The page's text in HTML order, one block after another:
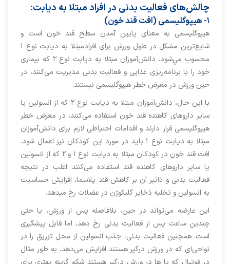
چالش‌های فعالیت بدنی در افراد مبتلا به دیابت:
۱- هیپوگلیسمی (افت قند خون)
هیپوگلیسمی به معنای پایین آمدن سطح قند خون است و
شایع‌ترین مشکل در طول ورزش برای افرادمبتلا به دیابت نوع ۱
محسوب مي‌شود. دانش‌آموزان مبتلا به دیابت نوع ۲ که بیماری
خود را با برنامه‌ریزی غذایی و فعالیت بدنی مدیریت می‌کنند، در
حین ورزش در معرض خطر هیپوگلیسمی نیستند.
با این حال، دانش‌آموزان مبتلا به دیابت نوع ۲ که از انسولین یا
سایر داروهای کاهنده قند خون استفاده می‌کنند، در معرض خطر
هیپوگلیسمی قرار دارند و اقدامات احتیاطی لازم برای دانش‌آموزان
مبتلا به دیابت نوع ۱ باید در مورد این کودکان نیز اعمال شود.
افت قند خون در کودکان مبتلا به دیابت نوع ۱ و ۲ که از انسولین
یا سایر داروهای کاهنده قند استفاده می‌کنند اغلب در نتیجه
فعالیت بدنی و تاثیر آن بر کاهش قند پلاسما، افزایش حساسیت
به انسولین و تخلیه ذخایر گلیکوژن در عضلات رخ میدهد.
این عارضه می‌تواند در حین، بلافاصله پس از ورزش، یا حتی
چندین ساعت پس از فعالیت بدنی رخ دهد، اما قابل پیشگیری
است. همچنین فعالیت بدنی، جذب انسولین از محل تزریق را در
نواحی‌ای که در ورزش درگیر هستند افزایش می‌دهد، به طور مثال